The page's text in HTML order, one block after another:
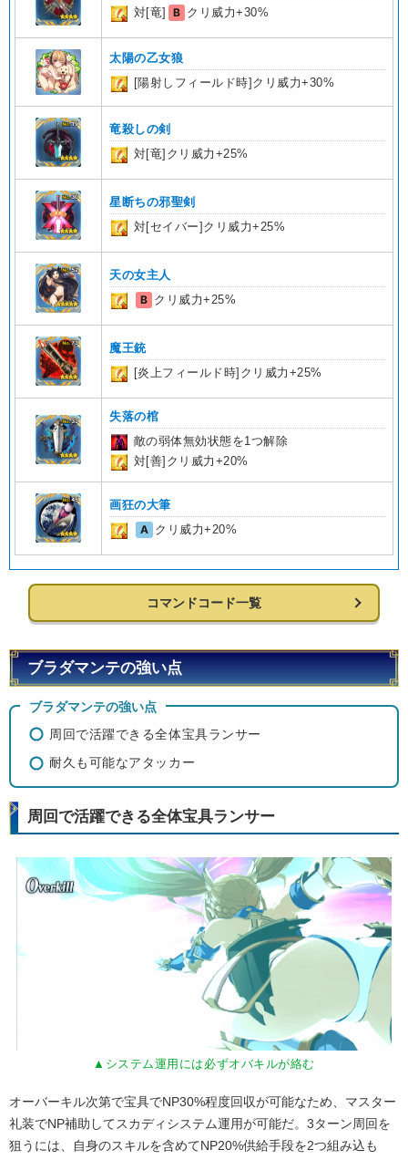
対[竜]
B クリ威力+30%
太陽の乙女狼
[陽射しフィールド時]クリ威力+30%
竜殺しの剣
対[竜]クリ威力+25%
星断ちの邪聖剣
対[セイバー]クリ威力+25%
天の女主人
B クリ威力+25%
魔王銃
[炎上フィールド時]クリ威力+25%
失落の棺
敵の弱体無効状態を1つ解除
対[善]クリ威力+20%
画狂の大筆
A クリ威力+20%
コマンドコード一覧
ブラダマンテの強い点
ブラダマンテの強い点
周回で活躍できる全体宝具ランサー
耐久も可能なアタッカー
周回で活躍できる全体宝具ランサー
▲システム運用には必ずオバキルが絡む
オーバーキル次第で宝具でNP30%程度回収が可能なため、マスター
礼装でNP補助してスカディシステム運用が可能だ。3ターン周回を
狙うには、自身のスキルを含めてNP20%供給手段を2つ組み込も